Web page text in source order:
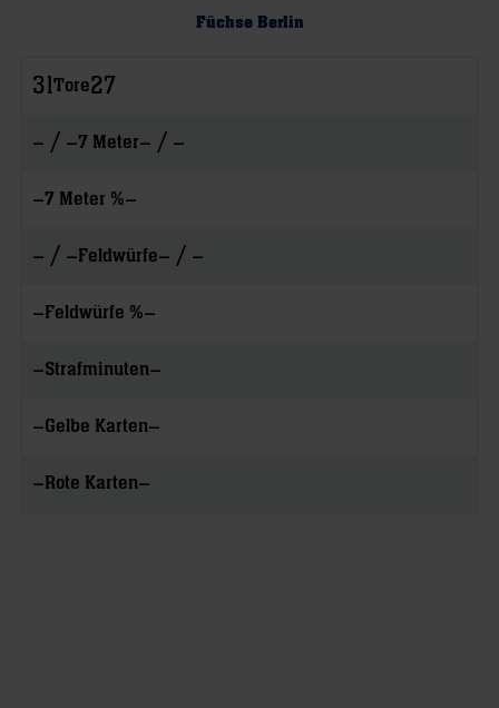
Füchse Berlin
31Tore27
– / –7 Meter– / –
–7 Meter %–
– / –Feldwürfe– / –
–Feldwürfe %–
–Strafminuten–
–Gelbe Karten–
–Rote Karten–